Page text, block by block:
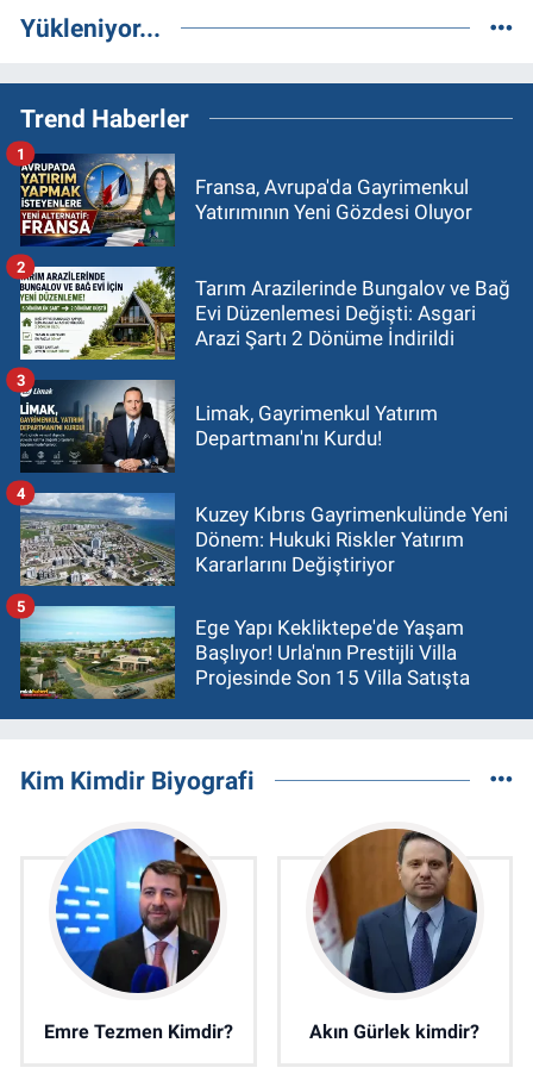
Yükleniyor...
Trend Haberler
Fransa, Avrupa'da Gayrimenkul
Yatırımının Yeni Gözdesi Oluyor
1
Tarım Arazilerinde Bungalov ve Bağ
Evi Düzenlemesi Değişti: Asgari
Arazi Şartı 2 Dönüme İndirildi
2
Limak, Gayrimenkul Yatırım
Departmanı'nı Kurdu!
3
Kuzey Kıbrıs Gayrimenkulünde Yeni
Dönem: Hukuki Riskler Yatırım
Kararlarını Değiştiriyor
4
Ege Yapı Kekliktepe'de Yaşam
Başlıyor! Urla'nın Prestijli Villa
Projesinde Son 15 Villa Satışta
5
Kim Kimdir Biyografi
Emre Tezmen Kimdir? Akın Gürlek kimdir?